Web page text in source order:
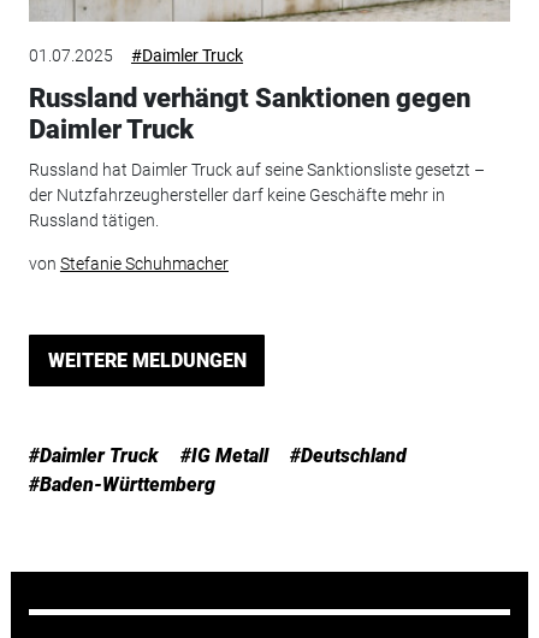
01.07.2025 #Daimler Truck
Russland verhängt Sanktionen gegen
Daimler Truck
Russland hat Daimler Truck auf seine Sanktionsliste gesetzt –
der Nutzfahrzeughersteller darf keine Geschäfte mehr in
Russland tätigen.
von Stefanie Schuhmacher
WEITERE MELDUNGEN
#Daimler Truck #IG Metall
#Deutschland
#Baden-Württemberg